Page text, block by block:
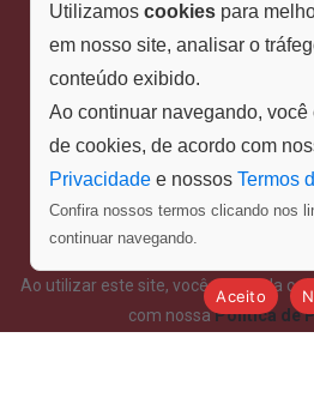
Utilizamos cookies para
em nosso site, analisar o
conteúdo exibido.
Ao continuar navegando,
de cookies, de acordo com
Privacidade e nossos Termos
Confira nossos termos clicando nos
continuar navegando.
Aceito
Ao utilizar este site, você concorda
com nossaPolítica de